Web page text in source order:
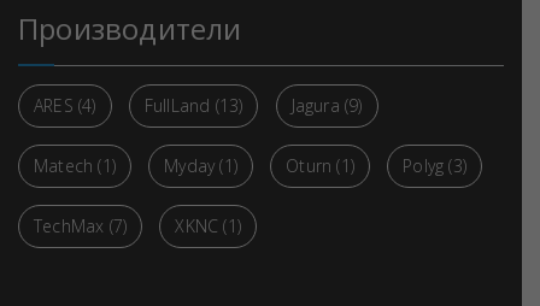
Производители
ARES (4) FullLand (13) Jagura (9)
Matech (1) Myday (1) Oturn (1) Polyg (3)
TechMax (7) XKNC (1)